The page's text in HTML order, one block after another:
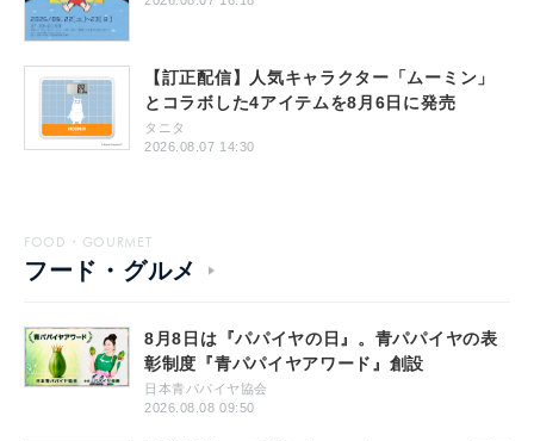
【訂正配信】人気キャラクター「ムーミン」
とコラボした4アイテムを8月6日に発売
タニタ
2026.08.07 14:30
FOOD・GOURMET
フード・グルメ
8月8日は『パパイヤの日』。青パパイヤの表
彰制度『青パパイヤアワード』創設
日本青パパイヤ協会
2026.08.08 09:50